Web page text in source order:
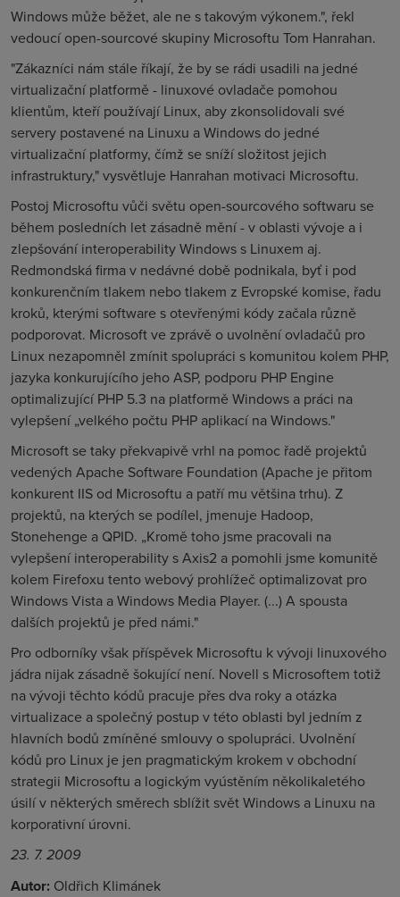
Windows může běžet, ale ne s takovým výkonem.", řekl
vedoucí open-sourcové skupiny Microsoftu Tom Hanrahan.
"Zákazníci nám stále říkají, že by se rádi usadili na jedné
virtualizační platformě - linuxové ovladače pomohou
klientům, kteří používají Linux, aby zkonsolidovali své
servery postavené na Linuxu a Windows do jedné
virtualizační platformy, čímž se sníží složitost jejich
infrastruktury," vysvětluje Hanrahan motivaci Microsoftu.
Postoj Microsoftu vůči světu open-sourcového softwaru se
během posledních let zásadně mění - v oblasti vývoje a i
zlepšování interoperability Windows s Linuxem aj.
Redmondská firma v nedávné době podnikala, byť i pod
konkurenčním tlakem nebo tlakem z Evropské komise, řadu
kroků, kterými software s otevřenými kódy začala různě
podporovat. Microsoft ve zprávě o uvolnění ovladačů pro
Linux nezapomněl zmínit spolupráci s komunitou kolem PHP,
jazyka konkurujícího jeho ASP, podporu PHP Engine
optimalizující PHP 5.3 na platformě Windows a práci na
vylepšení „velkého počtu PHP aplikací na Windows."
Microsoft se taky překvapivě vrhl na pomoc řadě projektů
vedených Apache Software Foundation (Apache je přitom
konkurent IIS od Microsoftu a patří mu většina trhu). Z
projektů, na kterých se podílel, jmenuje Hadoop,
Stonehenge a QPID. „Kromě toho jsme pracovali na
vylepšení interoperability s Axis2 a pomohli jsme komunitě
kolem Firefoxu tento webový prohlížeč optimalizovat pro
Windows Vista a Windows Media Player. (...) A spousta
dalších projektů je před námi."
Pro odborníky však příspěvek Microsoftu k vývoji linuxového
jádra nijak zásadně šokující není. Novell s Microsoftem totiž
na vývoji těchto kódů pracuje přes dva roky a otázka
virtualizace a společný postup v této oblasti byl jedním z
hlavních bodů zmíněné smlouvy o spolupráci. Uvolnění
kódů pro Linux je jen pragmatickým krokem v obchodní
strategii Microsoftu a logickým vyústěním několikaletého
úsilí v některých směrech sblížit svět Windows a Linuxu na
korporativní úrovni.
23. 7. 2009
Autor: Oldřich Klimánek